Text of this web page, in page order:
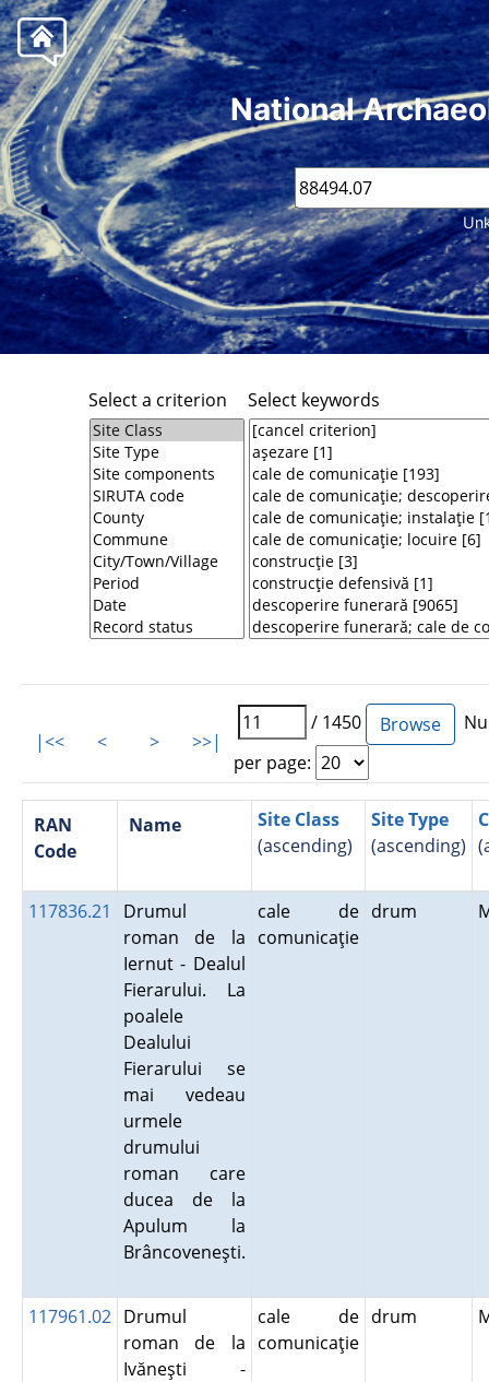
National
Select a criterion Select keywords
|<< < > >>|
/ 1450
per page:
RAN
Code
Name
Site Class
(ascending)
Site Type
(ascending)
117836.21
Drumul
roman de la
Iernut - Dealul
Fierarului. La
poalele
Dealului
Fierarului se
mai vedeau
urmele
drumului
roman care
ducea de la
Apulum la
Brâncoveneşti.
cale de
comunicaţie
drum
117961.02 Drumul
roman de la
Ivăneşti -
cale de
comunicaţie
drum